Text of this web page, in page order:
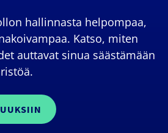
hallinnasta helpompaa,
Katso, miten
auttavat sinua säästämään